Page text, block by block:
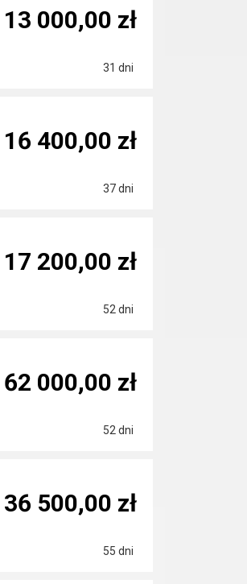
31 dni
13 000,00 zł
37 dni
16 400,00 zł
52 dni
17 200,00 zł
52 dni
62 000,00 zł
55 dni
36 500,00 zł